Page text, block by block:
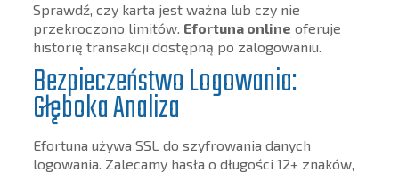
Sprawdź, czy karta jest ważna lub czy nie
przekroczono limitów. Efortuna online oferuje
historię transakcji dostępną po zalogowaniu.
Bezpieczeństwo Logowania:
Głęboka Analiza
Efortuna używa SSL do szyfrowania danych
logowania. Zalecamy hasła o długości 12+ znaków,